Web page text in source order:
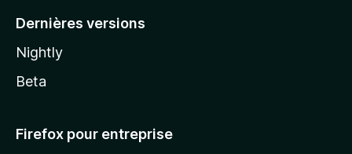
Dernières versions
Nightly
Beta
Firefox pour entreprise